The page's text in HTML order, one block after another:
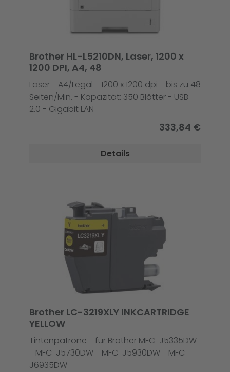
Brother HL-L5210DN, Laser, 1200 x
1200 DPI, A4, 48
Laser - A4/Legal - 1200 x 1200 dpi - bis zu 48
Seiten/Min. - Kapazität: 350 Blätter - USB
2.0 - Gigabit LAN
333,84 €
Details
Brother LC-3219XLY INKCARTRIDGE
YELLOW
Tintenpatrone - für Brother MFC-J5335DW
- MFC-J5730DW - MFC-J5930DW - MFC-
J6935DW